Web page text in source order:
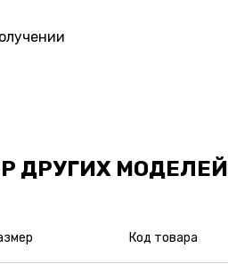
ДРУГИХ МОДЕЛЕЙ
Код товара